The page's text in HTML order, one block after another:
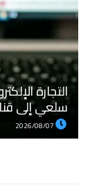
التجارة
سلعي إلى